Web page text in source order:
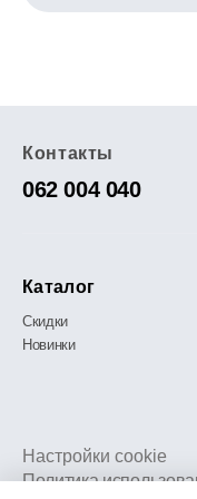
Контакты
062 004 040
Каталог
Скидки
Новинки
Настройки cookie
Политика